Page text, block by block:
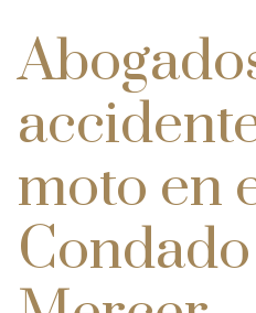
moto en